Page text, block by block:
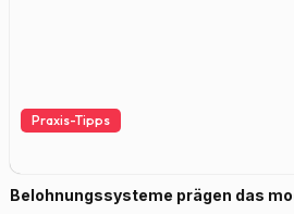
Praxis-Tipps
Belohnungssysteme prägen das